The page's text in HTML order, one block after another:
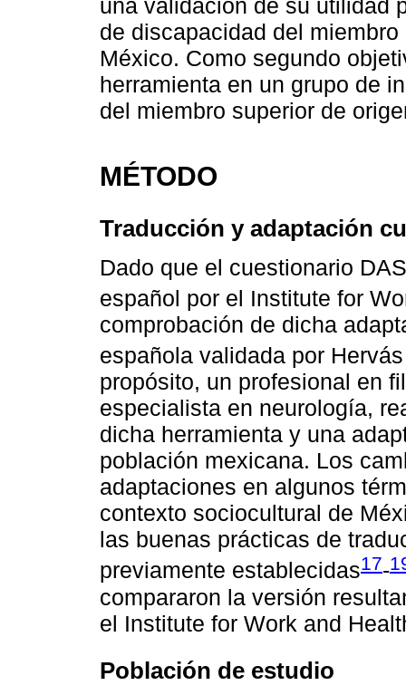
una validación de su utilidad
de discapacidad del
México. Como segundo
herramienta en un grupo de
del miembro superior de
MÉTODO
Traducción y adaptación
Dado que el cuestionario
español por el Institute for
comprobación de dicha
española validada por
propósito, un profesional en
especialista en neurología,
dicha herramienta y una
población mexicana. Los
adaptaciones en algunos
contexto sociocultural de
las buenas prácticas de
previamente establecidas17-
compararon la versión
el Institute for Work and
Población de estudio